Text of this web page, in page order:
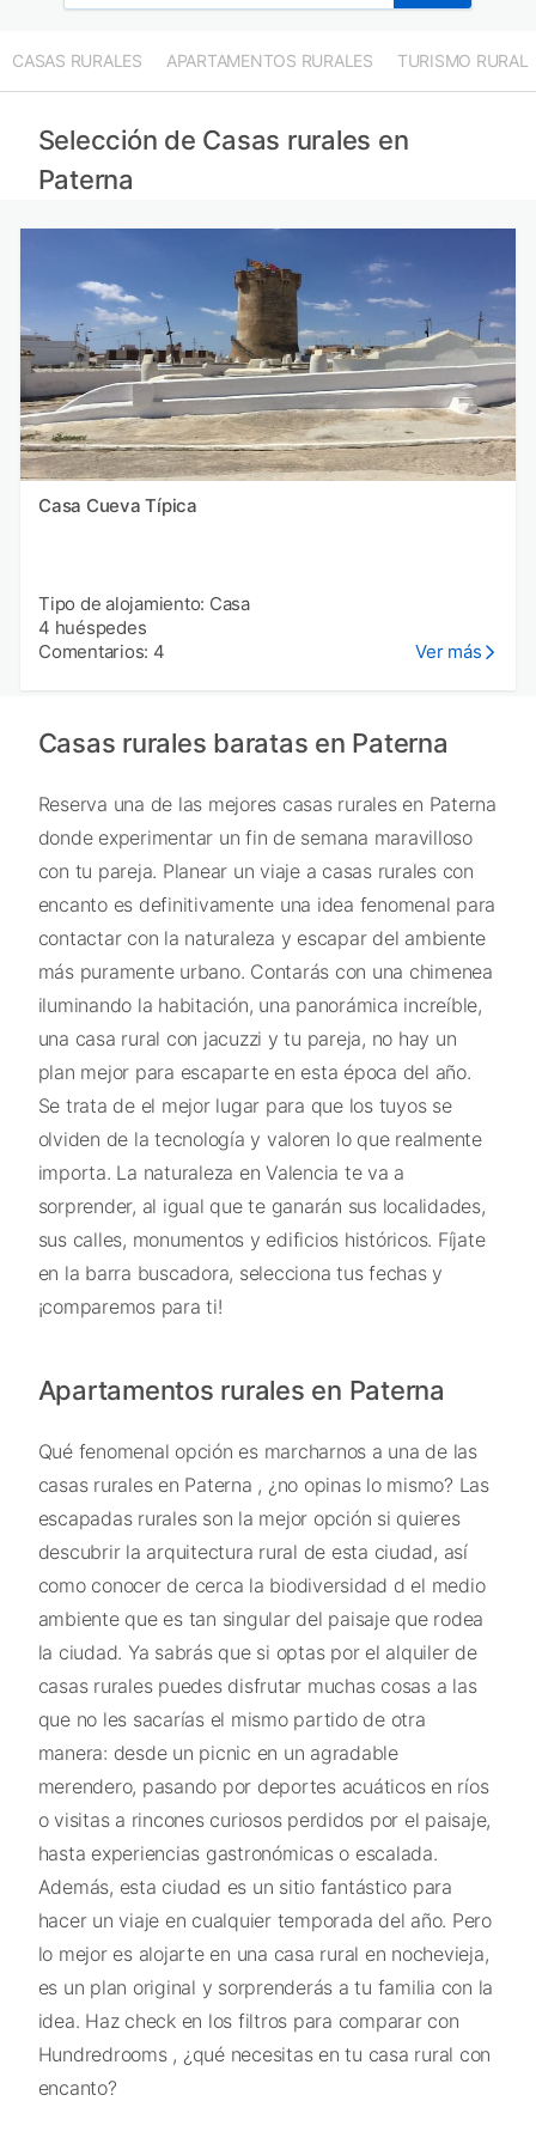
CASAS RURALES APARTAMENTOS RURALES TURISMO RURAL
Selección de Casas rurales en
Paterna
Casa Cueva Típica
Tipo de alojamiento: Casa
4 huéspedes
Comentarios: 4
Ver más
Casas rurales baratas en Paterna
Reserva una de las mejores casas rurales en Paterna
donde experimentar un fin de semana maravilloso
con tu pareja. Planear un viaje a casas rurales con
encanto es definitivamente una idea fenomenal para
contactar con la naturaleza y escapar del ambiente
más puramente urbano. Contarás con una chimenea
iluminando la habitación, una panorámica increíble,
una casa rural con jacuzzi y tu pareja, no hay un
plan mejor para escaparte en esta época del año.
Se trata de el mejor lugar para que los tuyos se
olviden de la tecnología y valoren lo que realmente
importa. La naturaleza en Valencia te va a
sorprender, al igual que te ganarán sus localidades,
sus calles, monumentos y edificios históricos. Fíjate
en la barra buscadora, selecciona tus fechas y
¡comparemos para ti!
Apartamentos rurales en Paterna
Qué fenomenal opción es marcharnos a una de las
casas rurales en Paterna , ¿no opinas lo mismo? Las
escapadas rurales son la mejor opción si quieres
descubrir la arquitectura rural de esta ciudad, así
como conocer de cerca la biodiversidad d el medio
ambiente que es tan singular del paisaje que rodea
la ciudad. Ya sabrás que si optas por el alquiler de
casas rurales puedes disfrutar muchas cosas a las
que no les sacarías el mismo partido de otra
manera: desde un picnic en un agradable
merendero, pasando por deportes acuáticos en ríos
o visitas a rincones curiosos perdidos por el paisaje,
hasta experiencias gastronómicas o escalada.
Además, esta ciudad es un sitio fantástico para
hacer un viaje en cualquier temporada del año. Pero
lo mejor es alojarte en una casa rural en nochevieja,
es un plan original y sorprenderás a tu familia con la
idea. Haz check en los filtros para comparar con
Hundredrooms , ¿qué necesitas en tu casa rural con
encanto?